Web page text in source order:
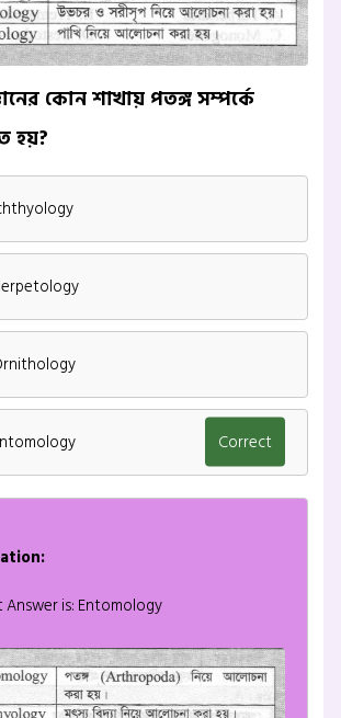
কোন শাখায় পতঙ্গ সম্পর্কে
হয়?
Correct
Answer is: Entomology